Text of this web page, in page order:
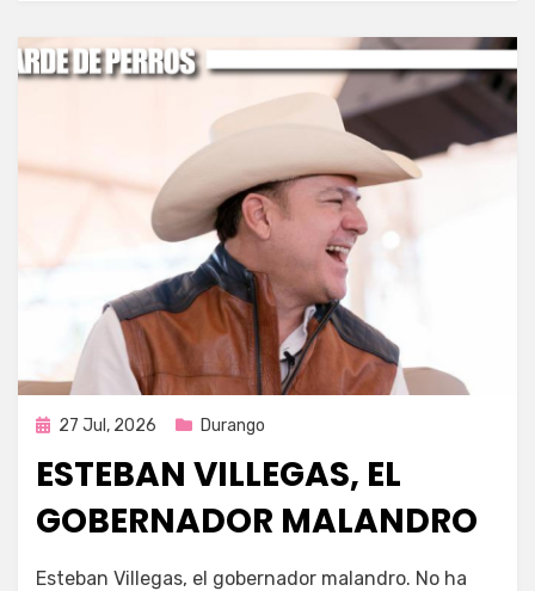
Publicada
27 Jul, 2026 Durango
ESTEBAN VILLEGAS, EL
GOBERNADOR MALANDRO
por Fernando Miranda Servín
Esteban Villegas, el gobernador malandro. No ha